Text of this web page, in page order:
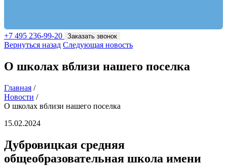
+7 495 236-99-20 Заказать звонок
Вернуться назад Следующая новость
О школах вблизи нашего поселка
Главная /
Новости /
О школах вблизи нашего поселка
15.02.2024
Дубровицкая средняя
общеобразовательная школа имени